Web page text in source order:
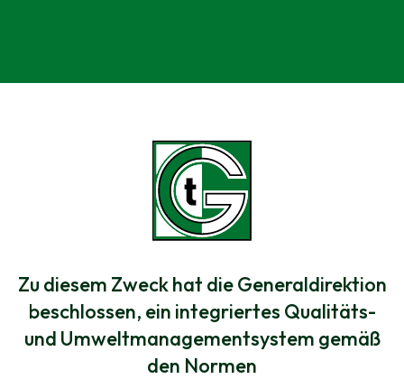
Zu diesem Zweck hat die Generaldirektion
beschlossen, ein integriertes Qualitäts-
und Umweltmanagementsystem gemäß
den Normen